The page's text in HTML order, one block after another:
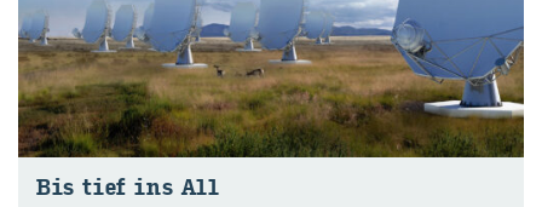
Bis tief ins All